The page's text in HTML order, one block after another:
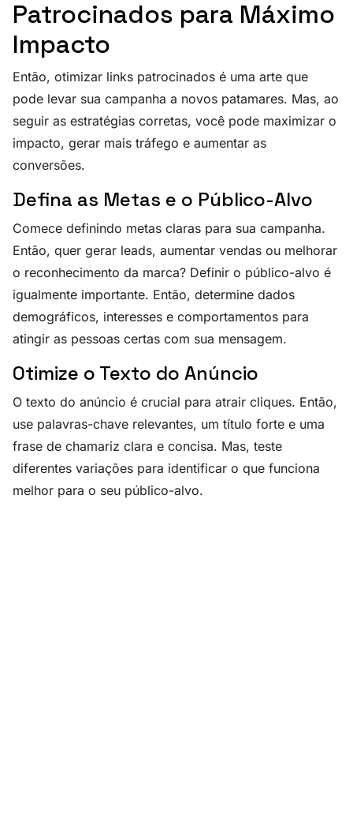
Patrocinados para Máximo
Impacto
Então, otimizar links patrocinados é uma arte que
pode levar sua campanha a novos patamares. Mas, ao
seguir as estratégias corretas, você pode maximizar o
impacto, gerar mais tráfego e aumentar as
conversões.
Defina as Metas e o Público-Alvo
Comece definindo metas claras para sua campanha.
Então, quer gerar leads, aumentar vendas ou melhorar
o reconhecimento da marca? Definir o público-alvo é
igualmente importante. Então, determine dados
demográficos, interesses e comportamentos para
atingir as pessoas certas com sua mensagem.
Otimize o Texto do Anúncio
O texto do anúncio é crucial para atrair cliques. Então,
use palavras-chave relevantes, um título forte e uma
frase de chamariz clara e concisa. Mas, teste
diferentes variações para identificar o que funciona
melhor para o seu público-alvo.